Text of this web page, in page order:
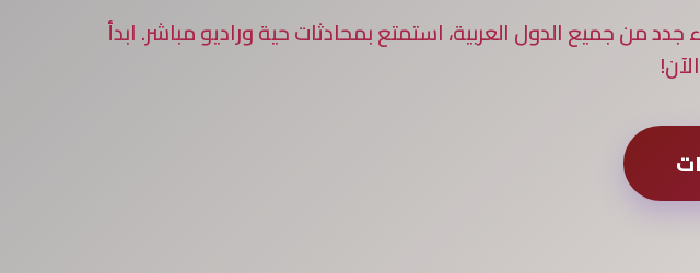
جميع الدول العربية، استمتع بمحادثات حية وراديو مباشر. ابدأ